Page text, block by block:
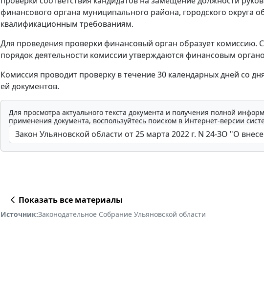
финансового органа муниципального района, городского округа
квалификационным требованиям.
Для проведения проверки финансовый орган образует комиссию.
порядок деятельности комиссии утверждаются финансовым
Комиссия проводит проверку в течение 30 календарных дней со
ей документов.
Для просмотра актуального текста документа и получения полной
применения документа, воспользуйтесь поиском в Интернет-версии
Показать все материалы
Источник:Законодательное Собрание Ульяновской области